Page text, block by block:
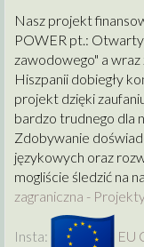
Nasz projekt
POWER pt.: Otwarty
zawodowego" a
Hiszpanii dobiegły
projekt dzięki
bardzo trudnego dla
Zdobywanie
językowych oraz
mogliście śledzić na
zagraniczna -
Insta: EU